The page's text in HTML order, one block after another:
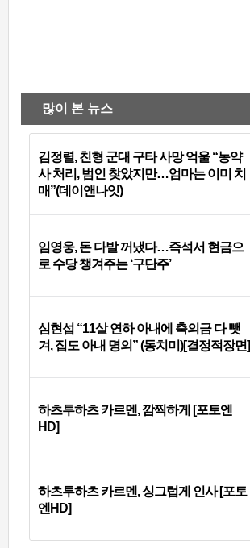
많이 본 뉴스
김정렬, 친형 군대 구타 사망 억울 “농약
사 처리, 범인 찾았지만…엄마는 이미 치
매”(데이앤나잇)
임영웅, 돈 다발 꺼냈다…즉석서 현금으
로 수당 챙겨주는 ‘구단주’
심현섭 “11살 연하 아내에 축의금 다 뺏
겨, 집도 아내 명의” (동치미)[결정적장면]
하츠투하츠 카르멘, 깜찍하게 [포토엔
HD]
하츠투하츠 카르멘, 싱그럽게 인사 [포토
엔HD]